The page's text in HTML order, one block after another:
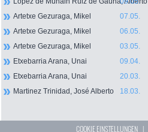
Artetxe Gezuraga, Mikel
07.05.
Artetxe Gezuraga, Mikel
06.05.
Artetxe Gezuraga, Mikel
03.05.
Etxebarria Arana, Unai
09.04.
Etxebarria Arana, Unai
20.03.
Martinez Trinidad, José Alberto
18.03.
COOKIE EINSTELLUNGEN |